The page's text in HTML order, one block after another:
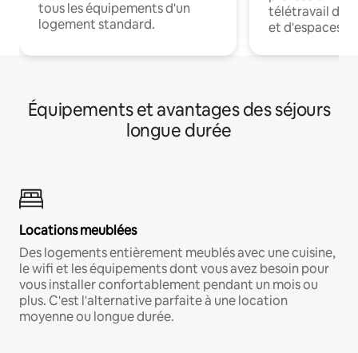
tous les équipements d'un
logement standard.
télétravail
et d'espaces
Équipements et avantages des séjours
longue durée
Locations meublées
Des logements entièrement meublés avec une cuisine,
le wifi et les équipements dont vous avez besoin pour
vous installer confortablement pendant un mois ou
plus. C'est l'alternative parfaite à une location
moyenne ou longue durée.